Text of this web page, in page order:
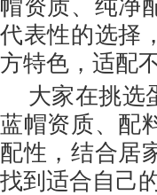
帽资质、纯净
代表性的选择
方特色，适配
大家在挑选
蓝帽资质、配
配性，结合居
找到适合自己